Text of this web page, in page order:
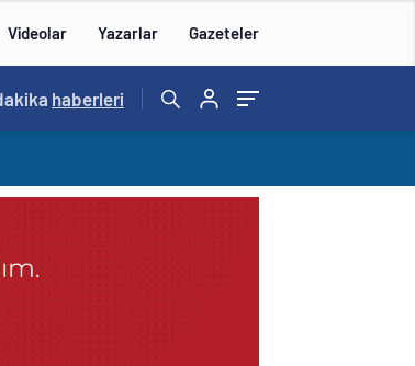
Videolar Yazarlar Gazeteler
/ haberleri